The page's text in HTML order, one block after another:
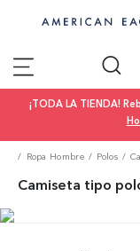
¡TODA LA TIENDA!
Ropa Hombre Polos
Camiseta tipo